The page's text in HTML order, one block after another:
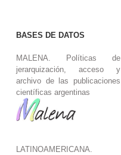
BASES DE DATOS
MALENA. Políticas de
jerarquización, acceso y
archivo de las publicaciones
científicas argentinas
LATINOAMERICANA.